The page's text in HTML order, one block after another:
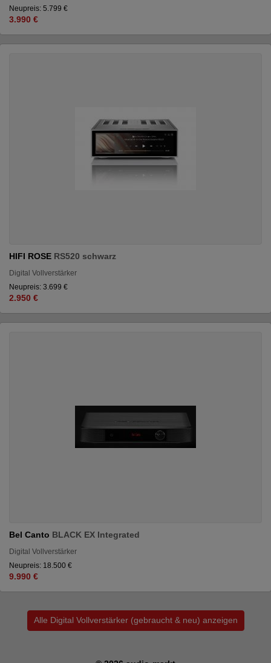
Neupreis: 5.799 €
3.990 €
HIFI ROSE RS520 schwarz
Digital Vollverstärker
Neupreis: 3.699 €
2.950 €
Bel Canto BLACK EX Integrated
Digital Vollverstärker
Neupreis: 18.500 €
9.990 €
Alle Digital Vollverstärker (gebraucht & neu) anzeigen